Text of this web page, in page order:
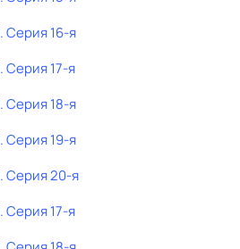
. Серия 16-я
. Серия 17-я
. Серия 18-я
. Серия 19-я
. Серия 20-я
. Серия 17-я